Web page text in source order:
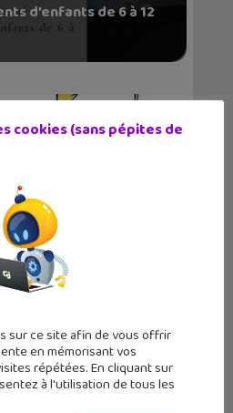
d’enfants de 6 à 12
stop
Tit...
cookies (sans pépites de
sur ce site afin de vous offrir
en mémorisant vos
répétées. En cliquant sur
à l'utilisation de tous les